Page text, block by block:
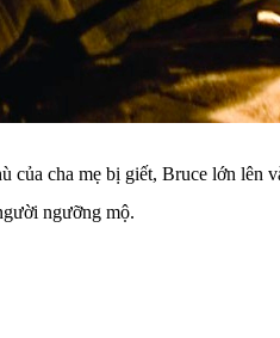
cha mẹ bị giết, Bruce lớn lên
ngưỡng mộ.